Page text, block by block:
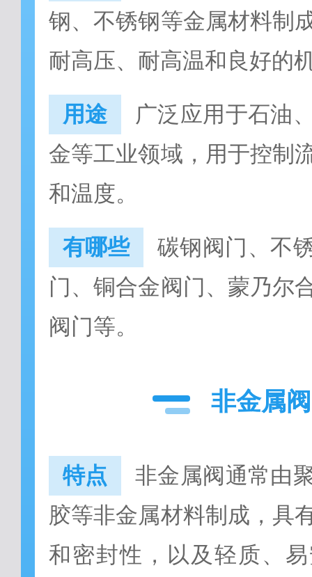
钢、不锈钢等金属材料制
耐高压、耐高温和良好的
用途
广泛应用于石油
金等工业领域，用于控制
和温度。
有哪些
碳钢阀门、不
门、铜合金阀门、蒙乃尔
阀门等。
非金属阀
特点
非金属阀通常由
胶等非金属材料制成，具
和密封性，以及轻质、